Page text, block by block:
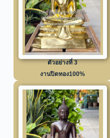
ตัวอย่างที่ 3
งานปิดทอง100%